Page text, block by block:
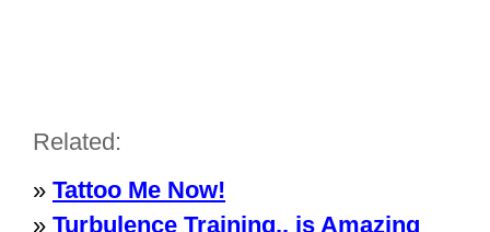
Related:
» Tattoo Me Now!
» Turbulence Training.. is Amazing